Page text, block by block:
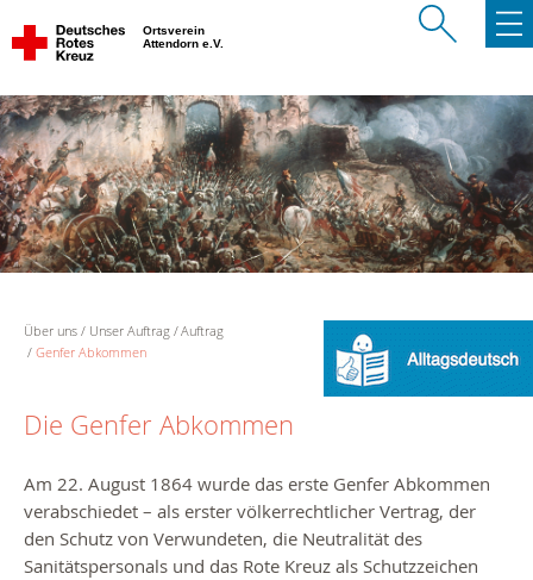
Ortsverein
Attendorn e.V.
Über uns Unser Auftrag
Auftrag
Genfer Abkommen
Die Genfer Abkommen
Am 22. August 1864 wurde das erste Genfer Abkommen
verabschiedet – als erster völkerrechtlicher Vertrag, der
den Schutz von Verwundeten, die Neutralität des
Sanitätspersonals und das Rote Kreuz als Schutzzeichen